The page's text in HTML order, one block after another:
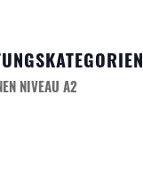
NIVEAU A2